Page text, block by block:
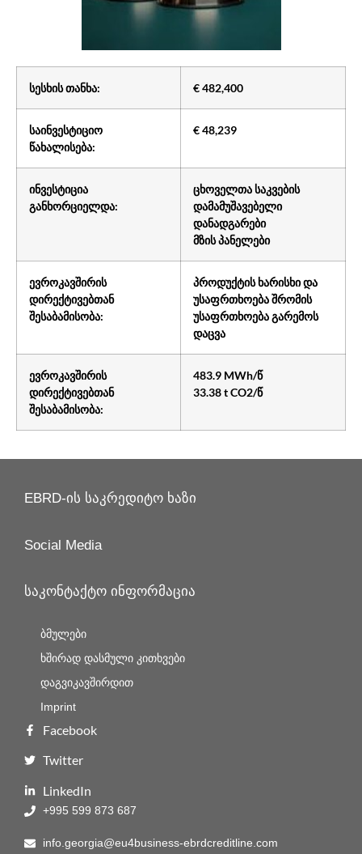
სესხის თანხა: € 482,400
საინვესტიციო
წახალისება:
€ 48,239
ინვესტიცია
განხორციელდა:
ცხოველთა საკვების
დამამუშავებელი
დანადგარები
მზის პანელები
ევროკავშირის
დირექტივებთან
შესაბამისობა:
პროდუქტის ხარისხი და
უსაფრთხოება შრომის
უსაფრთხოება გარემოს
დაცვა
ევროკავშირის
დირექტივებთან
შესაბამისობა:
483.9 MWh/წ
33.38 t CO2/წ
EBRD-ის საკრედიტო ხაზი
Social Media
საკონტაქტო ინფორმაცია
ბმულები
ხშირად დასმული კითხვები
დაგვიკავშირდით
Imprint
Facebook
Twitter
LinkedIn
+995 599 873 687
info.georgia@eu4business-ebrdcreditline.com